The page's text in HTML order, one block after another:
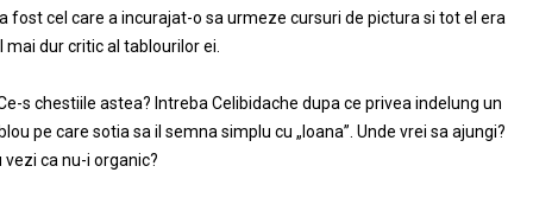
fost cel care a incurajat-o sa urmeze cursuri de pictura si tot el era
mai dur critic al tablourilor ei.
s chestiile astea? Intreba Celibidache dupa ce privea indelung un
pe care sotia sa il semna simplu cu „Ioana”. Unde vrei sa ajungi?
vezi ca nu-i organic?